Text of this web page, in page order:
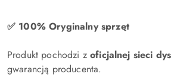
✅ 100% Oryginalny sprzęt
Produkt pochodzi zoficjalnej sieci
gwarancją producenta.